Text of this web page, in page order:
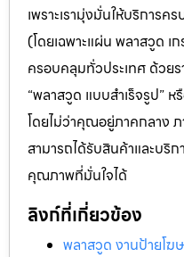
เพราะเรามุ่งมั่นให้บริการ
(โดยเฉพาะแผ่น พลาสวูด เ
ครอบคลุมทั่วประเทศ ด้วย
“พลาสวูด แบบสำเร็จรูป”
โดยไม่ว่าคุณอยู่ภาคกลาง
สามารถได้รับสินค้าและบริก
คุณภาพที่มั่นใจได้
ลิงก์ที่เกี่ยวข้อง
พลาสวูด งานป้ายโฆ